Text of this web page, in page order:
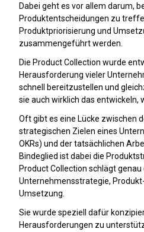
Dabei geht es vor allem darum,
Produktentscheidungen zu
Produktpriorisierung und
zusammengeführt werden.
Die Product Collection wurde
Herausforderung vieler
schnell bereitzustellen und
sie auch wirklich das entwickeln,
Oft gibt es eine Lücke zwischen
strategischen Zielen eines
OKRs) und der tatsächlichen
Bindeglied ist dabei die
Product Collection schlägt
Unternehmensstrategie,
Umsetzung.
Sie wurde speziell dafür
Herausforderungen zu